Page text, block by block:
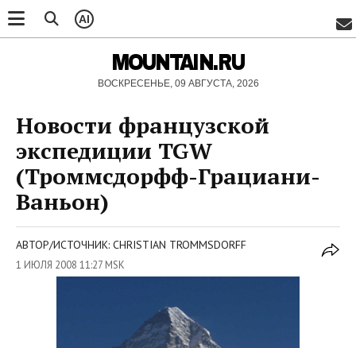
AI
MOUNTAIN.RU
ВОСКРЕСЕНЬЕ, 09 АВГУСТА, 2026
Новости французской
экспедиции TGW
(Троммсдорфф-Грациани-
Ваньон)
АВТОР/ИСТОЧНИК: CHRISTIAN TROMMSDORFF
1 ИЮЛЯ 2008 11:27 MSK